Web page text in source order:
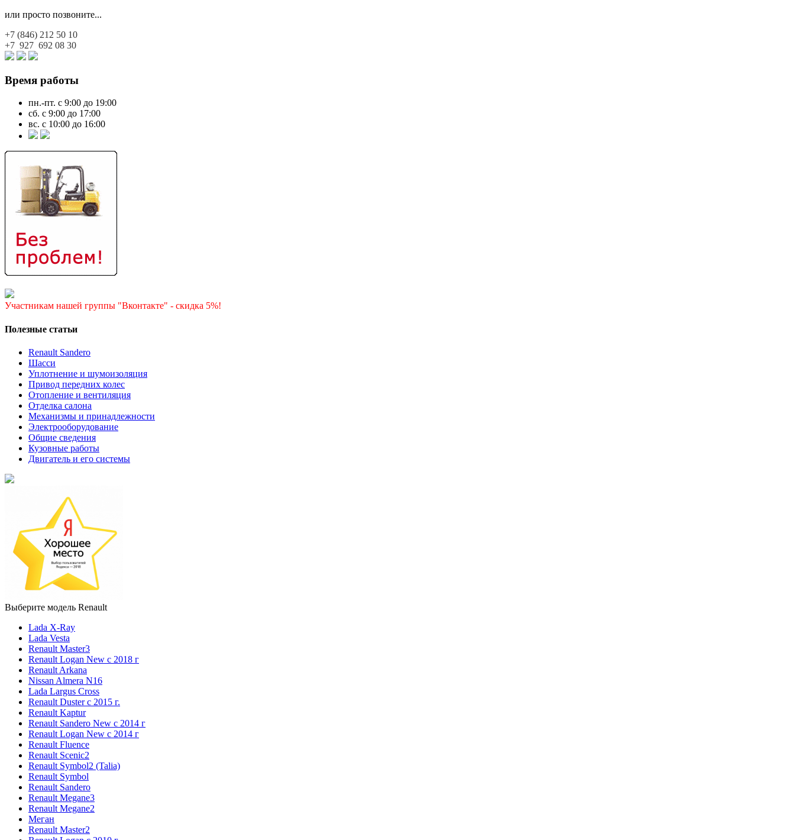
или просто позвоните...
+7 (846) 212 50 10
+7 927 692 08 30
Время работы
пн.-пт. с 9:00 до 19:00
сб. с 9:00 до 17:00
вс. с 10:00 до 16:00
Участникам нашей группы "Вконтакте" - скидка 5%!
Полезные статьи
Renault Sandero
Шасси
Уплотнение и шумоизоляция
Привод передних колес
Отопление и вентиляция
Отделка салона
Механизмы и принадлежности
Электрооборудование
Общие сведения
Кузовные работы
Двигатель и его системы
Выберите модель Renault
Lada X-Ray
Lada Vesta
Renault Master3
Renault Logan New с 2018 г
Renault Arkana
Nissan Almera N16
Lada Largus Cross
Renault Duster с 2015 г.
Renault Kaptur
Renault Sandero New с 2014 г
Renault Logan New с 2014 г
Renault Fluence
Renault Scenic2
Renault Symbol2 (Talia)
Renault Symbol
Renault Sandero
Renault Megane3
Renault Megane2
Меган
Renault Master2